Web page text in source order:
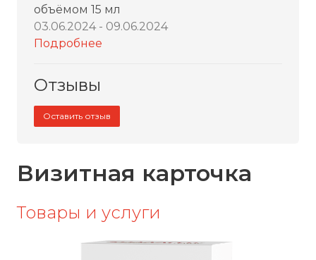
объёмом 15 мл
03.06.2024 - 09.06.2024
Подробнее
Отзывы
Оставить отзыв
Визитная карточка
Товары и услуги